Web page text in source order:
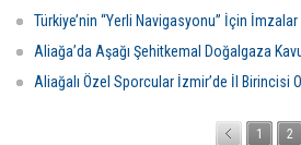
Türkiye’nin “Yerli Navigasyonu” İçin İmzalar
Aliağa’da Aşağı Şehitkemal Doğalgaza
Aliağalı Özel Sporcular İzmir’de İl Birincisi
1 2